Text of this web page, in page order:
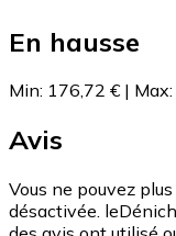
En hausse
Min: 176,72 € | Max:
Avis
Vous ne pouvez
désactivée.